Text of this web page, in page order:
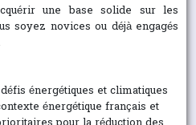
une base solide sur les
soyez novices ou déjà engagés
énergétiques et climatiques
énergétique français et